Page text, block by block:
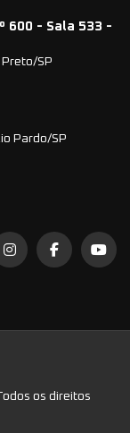
600 - Sala 533 -
SP
Pardo/SP
os direitos